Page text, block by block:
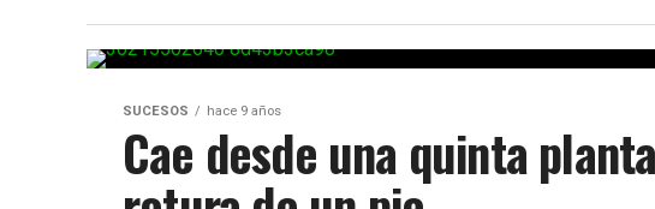
SUCESOS hace 9 años
Cae desde una quinta